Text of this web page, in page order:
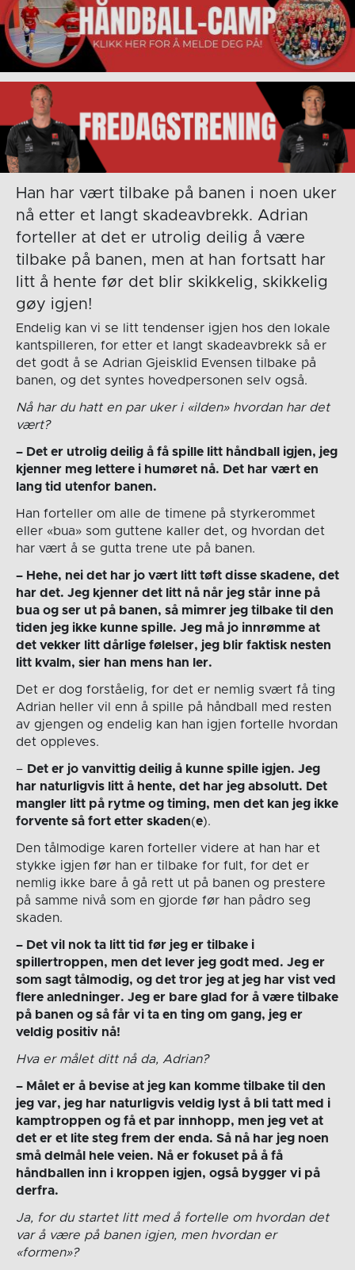
Han har vært tilbake på banen i noen uker
nå etter et langt skadeavbrekk. Adrian
forteller at det er utrolig deilig å være
tilbake på banen, men at han fortsatt har
litt å hente før det blir skikkelig, skikkelig
gøy igjen!
Endelig kan vi se litt tendenser igjen hos den lokale
kantspilleren, for etter et langt skadeavbrekk så er
det godt å se Adrian Gjeisklid Evensen tilbake på
banen, og det syntes hovedpersonen selv også.
Nå har du hatt en par uker i «ilden» hvordan har det
vært?
– Det er utrolig deilig å få spille litt håndball igjen, jeg
kjenner meg lettere i humøret nå. Det har vært en
lang tid utenfor banen.
Han forteller om alle de timene på styrkerommet
eller «bua» som guttene kaller det, og hvordan det
har vært å se gutta trene ute på banen.
– Hehe, nei det har jo vært litt tøft disse skadene, det
har det. Jeg kjenner det litt nå når jeg står inne på
bua og ser ut på banen, så mimrer jeg tilbake til den
tiden jeg ikke kunne spille. Jeg må jo innrømme at
det vekker litt dårlige følelser, jeg blir faktisk nesten
litt kvalm, sier han mens han ler.
Det er dog forståelig, for det er nemlig svært få ting
Adrian heller vil enn å spille på håndball med resten
av gjengen og endelig kan han igjen fortelle hvordan
det oppleves.
– Det er jo vanvittig deilig å kunne spille igjen. Jeg
har naturligvis litt å hente, det har jeg absolutt. Det
mangler litt på rytme og timing, men det kan jeg ikke
forvente så fort etter skaden(e).
Den tålmodige karen forteller videre at han har et
stykke igjen før han er tilbake for fult, for det er
nemlig ikke bare å gå rett ut på banen og prestere
på samme nivå som en gjorde før han pådro seg
skaden.
– Det vil nok ta litt tid før jeg er tilbake i
spillertroppen, men det lever jeg godt med. Jeg er
som sagt tålmodig, og det tror jeg at jeg har vist ved
flere anledninger. Jeg er bare glad for å være tilbake
på banen og så får vi ta en ting om gang, jeg er
veldig positiv nå!
Hva er målet ditt nå da, Adrian?
– Målet er å bevise at jeg kan komme tilbake til den
jeg var, jeg har naturligvis veldig lyst å bli tatt med i
kamptroppen og få et par innhopp, men jeg vet at
det er et lite steg frem der enda. Så nå har jeg noen
små delmål hele veien. Nå er fokuset på å få
håndballen inn i kroppen igjen, også bygger vi på
derfra.
Ja, for du startet litt med å fortelle om hvordan det
var å være på banen igjen, men hvordan er
«formen»?